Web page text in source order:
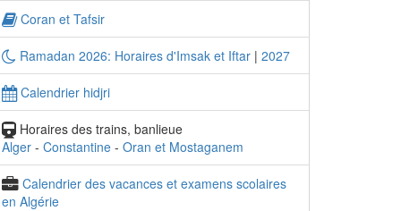
Coran et Tafsir
Ramadan 2026: Horaires d'Imsak et Iftar | 2027
Calendrier hidjri
Horaires des trains, banlieue
Alger - Constantine - Oran et Mostaganem
Calendrier des vacances et examens scolaires
en Algérie